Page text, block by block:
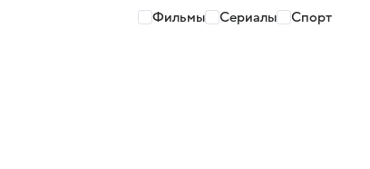
Фильмы Сериалы Спорт